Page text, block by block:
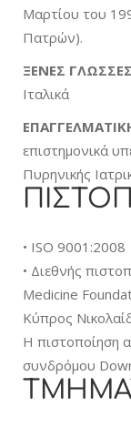
Μαρτίου του
Πατρών).
ΞΕΝΕΣ ΓΛΩΣΣΕΣ
Ιταλικά
επιστημονικά
Πυρηνικής
• ISO 9001:2008
• Διεθνής
Medicine
Κύπρος
H πιστοποίηση
συνδρόμου